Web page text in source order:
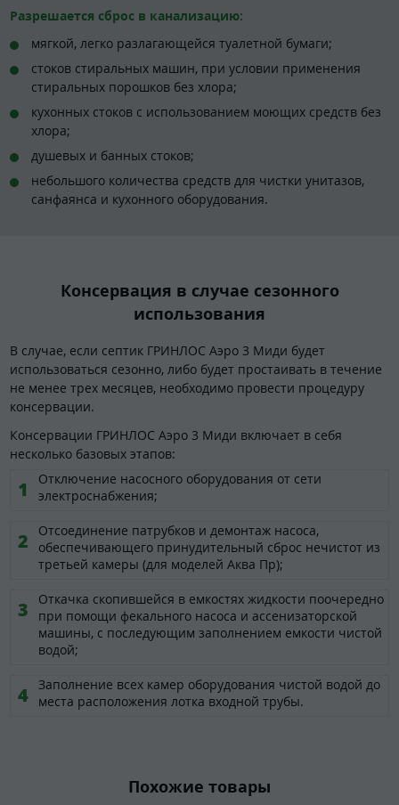
Разрешается сброс в канализацию:
мягкой, легко разлагающейся туалетной бумаги;
стоков стиральных машин, при условии применения
стиральных порошков без хлора;
кухонных стоков с использованием моющих средств без
хлора;
душевых и банных стоков;
небольшого количества средств для чистки унитазов,
санфаянса и кухонного оборудования.
Консервация в случае сезонного
использования
В случае, если септик ГРИНЛОС Аэро 3 Миди будет
использоваться сезонно, либо будет простаивать в течение
не менее трех месяцев, необходимо провести процедуру
консервации.
Консервации ГРИНЛОС Аэро 3 Миди включает в себя
несколько базовых этапов:
Отключение насосного оборудования от сети
электроснабжения;
Отсоединение патрубков и демонтаж насоса,
обеспечивающего принудительный сброс нечистот из
третьей камеры (для моделей Аква Пр);
Откачка скопившейся в емкостях жидкости поочередно
при помощи фекального насоса и ассенизаторской
машины, с последующим заполнением емкости чистой
водой;
Заполнение всех камер оборудования чистой водой до
места расположения лотка входной трубы.
Похожие товары